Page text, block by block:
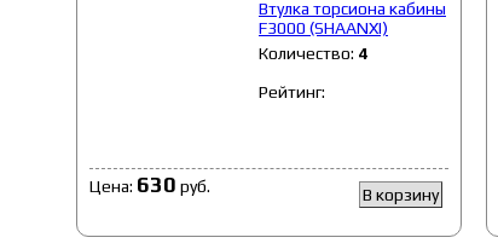
Втулка торсиона кабины
F3000 (SHAANXI)
Количество: 4
Рейтинг:
В корзину
Цена: 630 руб.